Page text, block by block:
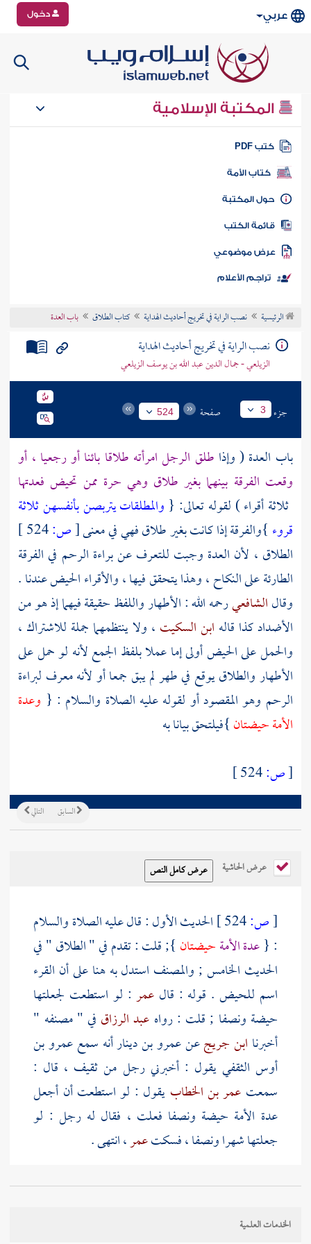
عربي دخول
المكتبة الإسلامية
كتب PDF
كتاب الأمة
المكتبة
الكتب
موضوعي
تراجم الأعلام
الرئيسية نصب الراية في تخريج أحاديث الهداية كتاب الطلاق باب العدة
نصب الراية في تخريج أحاديث الهداية
الزيلعي - جمال الدين عبد الله بن يوسف الزيلعي
جزء 3 صفحة 524
باب العدة ( وإذا طلق الرجل امرأته طلاقا بائنا أو رجعيا ، أو
وقعت الفرقة بينهما بغير طلاق وهي حرة ممن تحيض فعدتها
ثلاثة أقراء ) لقوله تعالى: { والمطلقات يتربصن بأنفسهن ثلاثة
قروء }والفرقة إذا كانت بغير طلاق فهي في معنى[ص:
الطلاق ، لأن العدة وجبت للتعرف عن براءة الرحم في الفرقة
الطارئة على النكاح ، وهذا يتحقق فيها ، والأقراء الحيض عندنا .
وقالالشافعيرحمه الله : الأطهار واللفظ حقيقة فيهما إذ هو من
الأضداد كذا قاله ابن السكيت ، ولا ينتظمهما جملة للاشتراك ،
والحمل على الحيض أولى إما عملا بلفظ الجمع لأنه لو حمل على
الأطهار والطلاق يوقع في طهر لم يبق جمعا أو لأنه معرف لبراءة
الرحم وهو المقصود أو لقوله عليه الصلاة والسلام : { وعدة
الأمة حيضتان}فيلتحق بيانا به
[ص:
التالي السابق
عرض الحاشية
[ص:
الحديث الأول : قال عليه الصلاة والسلام
: {عدة الأمةحيضتان }; قلت : تقدم في " الطلاق " في
الحديث الخامس ; والمصنف استدل به هنا على أن القرء
اسم للحيض . قوله : قال عمر : لو استطعت لجعلتها
حيضة ونصفا ; قلت : رواه عبد الرزاق في " مصنفه "
أخبرنا ابن جريجعنعمرو بن دينارأنه سمععمرو بن
أوس الثقفييقول : أخبرني رجل من ثقيف ، قال :
سمعت عمر بن الخطاب يقول : لو استطعت أن أجعل
عدة الأمة حيضة ونصفا فعلت ، فقال له رجل : لو
جعلتها شهرا ونصفا ، فسكتعمر، انتهى .
ورواهالشافعيفي " مسنده " ،وابن أبي شيبةفي " مصنفه
" حدثنا
به ، ومن طريقالخدمات العلمية